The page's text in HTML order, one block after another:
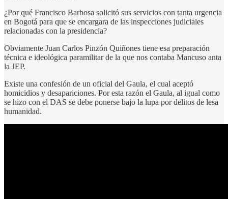
¿Por qué Francisco Barbosa solicitó sus servicios con tanta urgencia
en Bogotá para que se encargara de las inspecciones judiciales
relacionadas con la presidencia?
Obviamente Juan Carlos Pinzón Quiñones tiene esa preparación
técnica e ideológica paramilitar de la que nos contaba Mancuso anta
la JEP.
Existe una confesión de un oficial del Gaula, el cual aceptó
homicidios y desapariciones. Por esta razón el Gaula, al igual como
se hizo con el DAS se debe ponerse bajo la lupa por delitos de lesa
humanidad.